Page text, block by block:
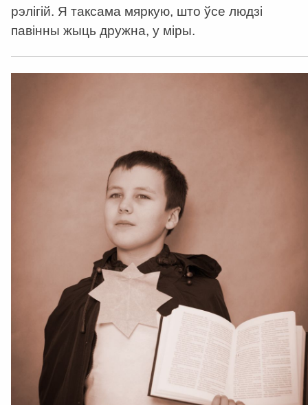
рэлігій. Я таксама мяркую, што ўсе людзі
павінны жыць дружна, у міры.